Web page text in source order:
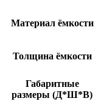
Материал ёмкости
Толщина ёмкости
Габаритные
размеры (Д*Ш*В)